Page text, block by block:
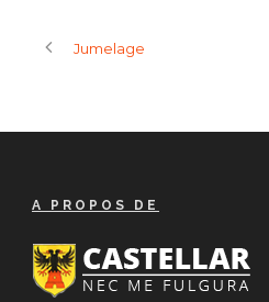
Jumelage
A PROPOS DE